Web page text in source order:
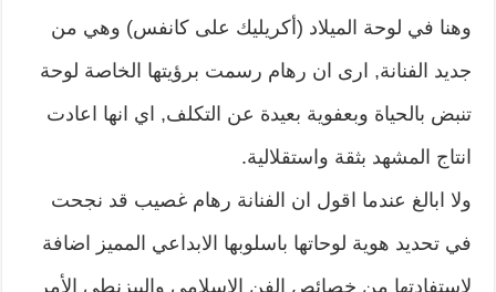
وهنا في لوحة الميلاد (أكريليك على كانفس) وهي من
جديد الفنانة, ارى ان رهام رسمت برؤيتها الخاصة لوحة
تنبض بالحياة وبعفوية بعيدة عن التكلف, اي انها اعادت
انتاج المشهد بثقة واستقلالية.
ولا ابالغ عندما اقول ان الفنانة رهام غصيب قد نجحت
في تحديد هوية لوحاتها باسلوبها الابداعي المميز اضافة
لاستفادتها من خصائص الفن الاسلامي والبيزنطي الأمر